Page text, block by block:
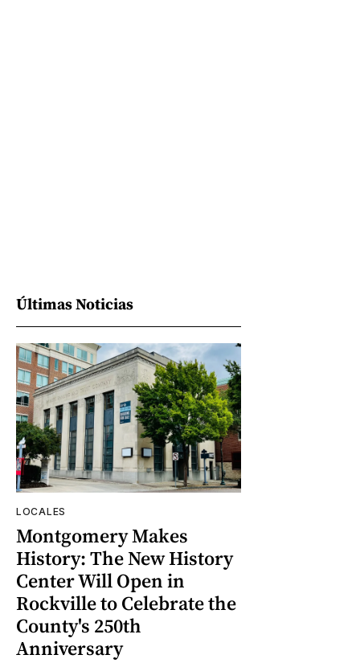
Últimas Noticias
LOCALES
Montgomery Makes
History: The New History
Center Will Open in
Rockville to Celebrate the
County's 250th
Anniversary